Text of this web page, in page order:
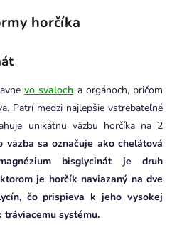
horčíka
vo svaloch a orgánoch, pričom
Patrí medzi najlepšie vstrebateľné
unikátnu väzbu horčíka na 2
väzba sa označuje ako chelátová
bisglycinát je druh
je horčík naviazaný na dve
čo prispieva k jeho vysokej
systému.